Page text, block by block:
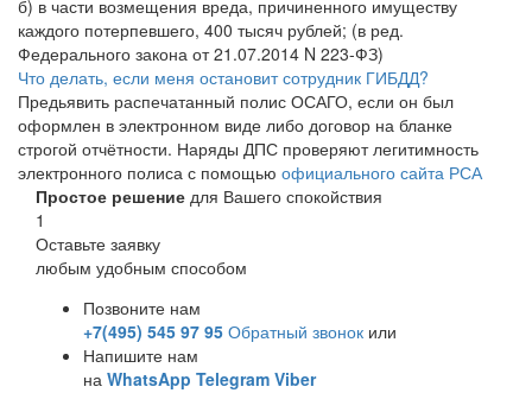
б) в части возмещения вреда, причиненного имуществу
каждого потерпевшего, 400 тысяч рублей; (в ред.
Федерального закона от 21.07.2014 N 223-ФЗ)
Что делать, если меня остановит сотрудник ГИБДД?
Предьявить распечатанный полис ОСАГО, если он был
оформлен в электронном виде либо договор на бланке
строгой отчётности. Наряды ДПС проверяют легитимность
электронного полиса с помощью официального сайта РСА
Простое решение для Вашего спокойствия
1
Оставьте заявку
любым удобным способом
Позвоните нам
+7(495) 545 97 95 Обратный звонок или
Напишите нам
на WhatsApp Telegram Viber